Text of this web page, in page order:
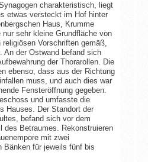
charakteristisch, liegt
etwas versteckt im Hof hinter
Haus, Krumme
sehr kleine Grundfläche von
religiösen Vorschriften gemäß,
An der Ostwand befand sich
der Thorarollen. Die
ebenso, dass aus der Richtung
muss, und auch dies war
Fensteröffnung gegeben.
und umfasste die
Hauses. Der Standort der
befand sich vor dem
des Betraumes. Rekonstruieren
mit zwei
Bänken für jeweils fünf bis